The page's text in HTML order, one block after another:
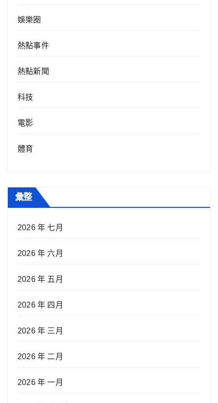
娛樂圈
熱點事件
熱點新聞
科技
電影
體育
彙整
2026 年 七月
2026 年 六月
2026 年 五月
2026 年 四月
2026 年 三月
2026 年 二月
2026 年 一月